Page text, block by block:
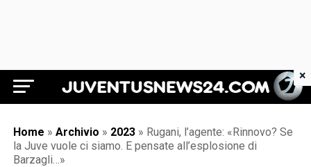
Juventus News 24
Home » Archivio » 2023 » Rugani, l’agente: «Rinnovo? Se
la Juve vuole ci siamo. E pensate all’esplosione di
Barzagli…»
×